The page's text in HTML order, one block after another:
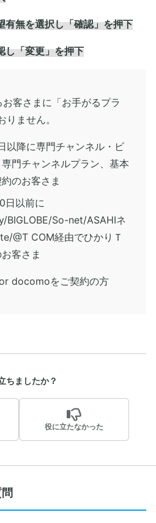
無を選択し「確認」を押下
「変更」を押下
客さまに「お手がるプラ
りません。
以降に専門チャンネル・ビ
門チャンネルプラン、基本
のお客さま
日以前に
BIGLOBE/So-net/ASAHIネ
@T COM経由でひかりＴ
客さま
docomoをご契約の方
ちましたか？
役に立たなかった